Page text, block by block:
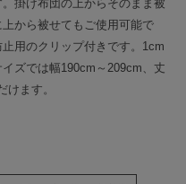
掛け布団の上からそのまま被
から被せてもご使用可能で
用のクリップ付きです。1cm
ズでは幅190cm～209cm、丈
けます。